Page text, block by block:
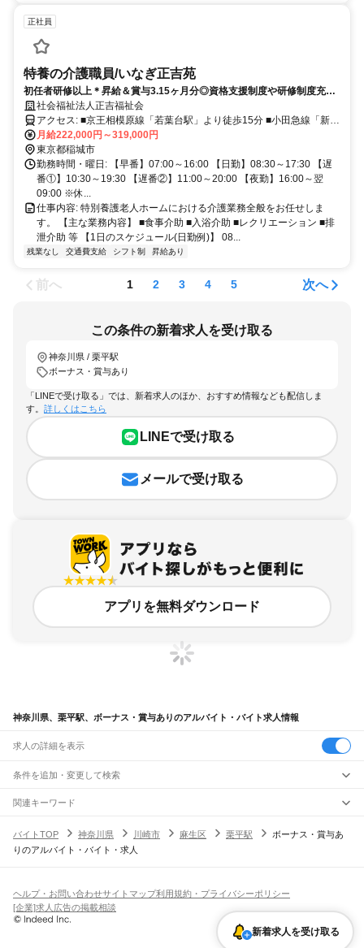
正社員
特養の介護職員/いなぎ正吉苑
初任者研修以上＊昇給＆賞与3.15ヶ月分◎資格支援制度や研修制度充実
でスキルアップ可能です＊年間休日119日でオフ充実＊
社会福祉法人正吉福祉会
アクセス: ■京王相模原線「若葉台駅」より徒歩15分 ■小田急線「新百
合ヶ丘駅」から『小田バス：駒沢学園行』乗車「浄水場」より徒歩5
分
月給222,000円～319,000円
東京都稲城市
勤務時間・曜日: 【早番】07:00～16:00 【日勤】08:30～17:30 【遅
番①】10:30～19:30 【遅番②】11:00～20:00 【夜勤】16:00～翌
09:00 ※休...
仕事内容: 特別養護老人ホームにおける介護業務全般をお任せしま
す。 【主な業務内容】 ■食事介助 ■入浴介助 ■レクリエーション ■排
泄介助 等 【1日のスケジュール(日勤例)】 08...
残業なし 交通費支給 シフト制 昇給あり
前へ 1 2 3 4 5 次へ
この条件の新着求人を受け取る
神奈川県 / 栗平駅
ボーナス・賞与あり
「LINEで受け取る」では、新着求人のほか、おすすめ情報なども配信しま
す。 詳しくはこちら
LINEで受け取る
メールで受け取る
アプリを無料ダウンロード
神奈川県、栗平駅、ボーナス・賞与ありのアルバイト・バイト求人情報
求人の詳細を表示
条件を追加・変更して検索
市区町村を追加・変更
神奈川県
すべて
横浜市 すべて
川崎市すべて
川崎区幸区中原区高津区
駅を追加・変更
JR南武線
川崎駅 尻手駅 武蔵小杉駅
中野島駅稲田堤駅八丁畷駅
職種を追加・変更
飲食・フードサービスすべて
ホールスタッフキッチンスタッフ
パン屋（ベーカリー）
バー（BAR）・バーテンダー
飲食店（店長・マネージャー）
人気
日払いOK高校生歓迎 髪型・髪色自由
留学生・外国人活躍中
雇用形態を追加・変更
関連キーワード
バイトTOP
神奈川県 川崎市 麻生区 栗平駅
ボーナス・賞与あ
りのアルバイト・バイト・求人
新着求人を受け取る
ヘルプ・お問い合わせサイトマップ利用規約・プライバシーポリシー
[企業]求人広告の掲載相談